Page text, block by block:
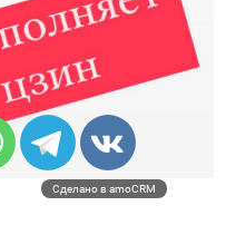
Сделано в amoCRM